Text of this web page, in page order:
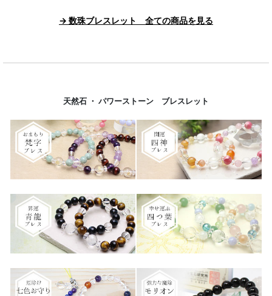
→ 数珠ブレスレット 全ての商品を見る
天然石 ・ パワーストーン ブレスレット